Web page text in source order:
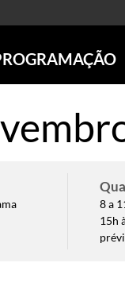
SÃO PAULO
RIO DE JANEIRO
EXPOSIÇÕES
8 a
15h